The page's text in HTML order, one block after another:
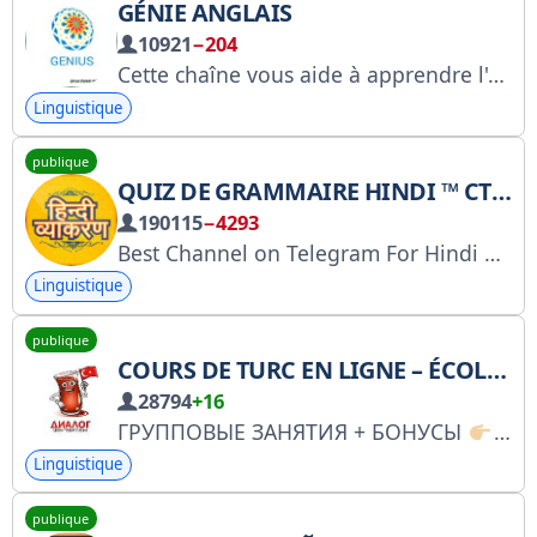
GÉNIE ANGLAIS
10921−204
Cette chaîne vous aide à apprendre l'anglais facilement. Pour tout commentaire : @Amytobot. Pour vous entraîner : https://t.me/genius4allGroup. Pour découvrir des expressions idiomatiques, rejoignez : @idiomsgenius. Achetez des publicités : https://telega.io/c/genius4all ❥❥________⚘_______❥❥
Linguistique
publique
QUIZ DE GRAMMAIRE HINDI ™ CTET UPTET
190115−4293
Best Channel on Telegram For Hindi Grammar™ TET CTET UP TET TGT PGT UP PET UPSSSC UPPSC SUPER TET KVS NET JRF DSSSB and All other examination.
Linguistique
publique
COURS DE TURC EN LIGNE – ÉCOLE DE DIALOGUE
28794+16
ГРУППОВЫЕ ЗАНЯТИЯ + БОНУСЫ
Linguistique
publique